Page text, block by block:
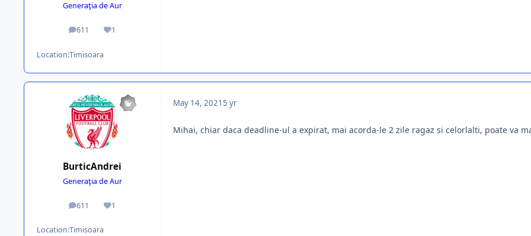
Generaţia de Aur
611
posts 1
Reputation
Location:Timisoara
BurticAndrei
Generaţia de Aur
611
posts 1
Reputation
Location:Timisoara
May 14, 2021 5 yr
Mihai, chiar daca deadline-ul a expirat, mai acorda-le 2 zile ragaz si celorlalti, poate va